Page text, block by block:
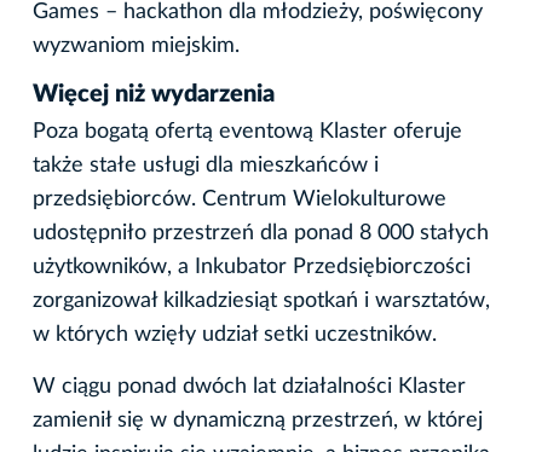
Games – hackathon dla młodzieży, poświęcony
wyzwaniom miejskim.
Więcej niż wydarzenia
Poza bogatą ofertą eventową Klaster oferuje
także stałe usługi dla mieszkańców i
przedsiębiorców. Centrum Wielokulturowe
udostępniło przestrzeń dla ponad 8 000 stałych
użytkowników, a Inkubator Przedsiębiorczości
zorganizował kilkadziesiąt spotkań i warsztatów,
w których wzięły udział setki uczestników.
W ciągu ponad dwóch lat działalności Klaster
zamienił się w dynamiczną przestrzeń, w której